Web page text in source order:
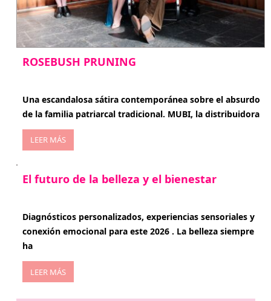
ROSEBUSH PRUNING
Una escandalosa sátira contemporánea sobre el absurdo
de la familia patriarcal tradicional. MUBI, la distribuidora
LEER MÁS
El futuro de la belleza y el bienestar
Diagnósticos personalizados, experiencias sensoriales y
conexión emocional para este 2026 . La belleza siempre
ha
LEER MÁS